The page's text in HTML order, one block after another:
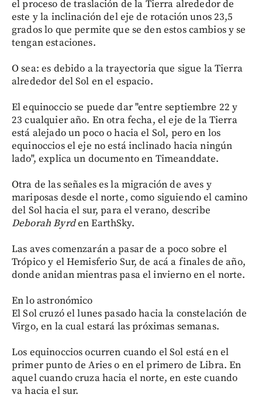
el proceso de traslación de la Tierra alrededor de
este y la inclinación del eje de rotación unos 23,5
grados lo que permite que se den estos cambios y se
tengan estaciones.
O sea: es debido a la trayectoria que sigue la Tierra
alrededor del Sol en el espacio.
El equinoccio se puede dar "entre septiembre 22 y
23 cualquier año. En otra fecha, el eje de la Tierra
está alejado un poco o hacia el Sol, pero en los
equinoccios el eje no está inclinado hacia ningún
lado", explica un documento en Timeanddate.
Otra de las señales es la migración de aves y
mariposas desde el norte, como siguiendo el camino
del Sol hacia el sur, para el verano, describe
Deborah Byrden EarthSky.
Las aves comenzarán a pasar de a poco sobre el
Trópico y el Hemisferio Sur, de acá a finales de año,
donde anidan mientras pasa el invierno en el norte.
En lo astronómico
El Sol cruzó el lunes pasado hacia la constelación de
Virgo, en la cual estará las próximas semanas.
Los equinoccios ocurren cuando el Sol está en el
primer punto de Aries o en el primero de Libra. En
aquel cuando cruza hacia el norte, en este cuando
va hacia el sur.